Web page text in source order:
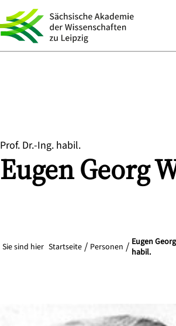
Prof. Dr.-Ing. habil.
Eugen Georg
Sie sind hier Startseite Personen
Eugen
habil.